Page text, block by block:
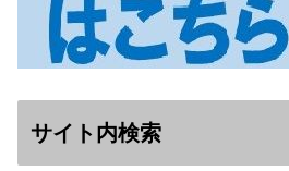
サイト内検索